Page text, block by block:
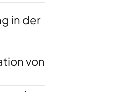
in der
von